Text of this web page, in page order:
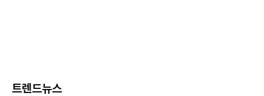
트렌드뉴스